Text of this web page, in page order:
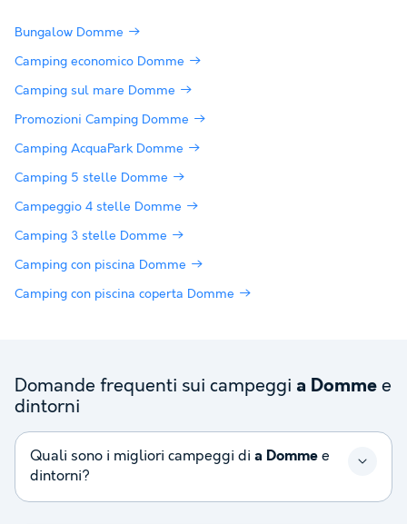
Bungalow Domme
Camping economico Domme
Camping sul mare Domme
Promozioni Camping Domme
Camping AcquaPark Domme
Camping 5 stelle Domme
Campeggio 4 stelle Domme
Camping 3 stelle Domme
Camping con piscina Domme
Camping con piscina coperta Domme
Domande frequenti sui campeggi a Domme e
dintorni
Quali sono i migliori campeggi di a Domme e
dintorni?